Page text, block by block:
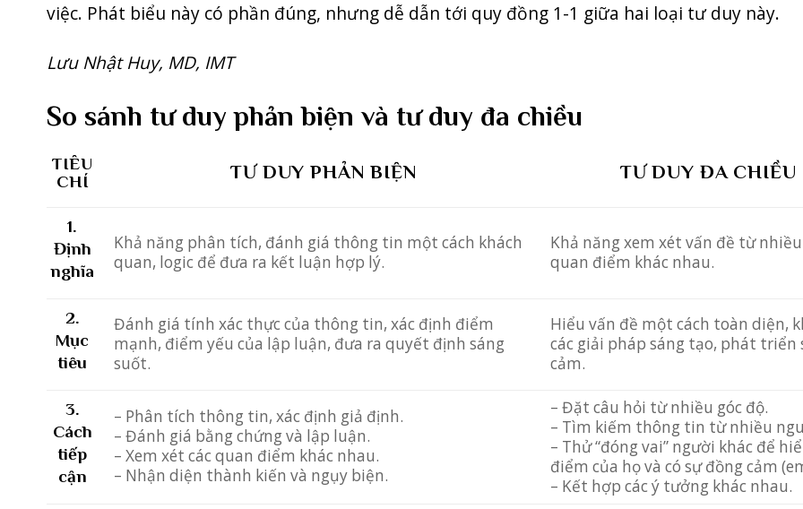
việc. Phát biểu này có phần đúng, nhưng dễ dẫn tới quy đồng 1-1 giữa hai loại tư duy này.
Lưu Nhật Huy, MD, IMT
So sánh tư duy phản biện và tư duy đa chiều
TIÊU
CHÍ
TƯ DUY PHẢN BIỆN TƯ DUY ĐA CHIỀU
1.
Định
nghĩa
Khả năng phân tích, đánh giá thông tin một cách khách
quan, logic để đưa ra kết luận hợp lý.
Khả năng xem xét vấn đề từ nhiều
quan điểm khác nhau.
2.
Mục
tiêu
Đánh giá tính xác thực của thông tin, xác định điểm
mạnh, điểm yếu của lập luận, đưa ra quyết định sáng
suốt.
Hiểu vấn đề một cách toàn diện,
các giải pháp sáng tạo, phát triển
cảm.
3.
Cách
tiếp
cận
– Phân tích thông tin, xác định giả định.
– Đánh giá bằng chứng và lập luận.
– Xem xét các quan điểm khác nhau.
– Nhận diện thành kiến và ngụy biện.
– Đặt câu hỏi từ nhiều góc độ.
– Tìm kiếm thông tin từ nhiều
– Thử “đóng vai” người khác để
điểm của họ và có sự đồng cảm
– Kết hợp các ý tưởng khác nhau.